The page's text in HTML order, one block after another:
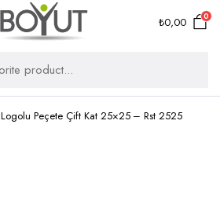
₺0,00 0
Logolu Peçete Çift Kat 25×25 – Rst 2525